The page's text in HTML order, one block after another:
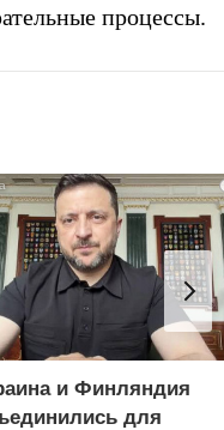
процессы.
и Финляндия
для